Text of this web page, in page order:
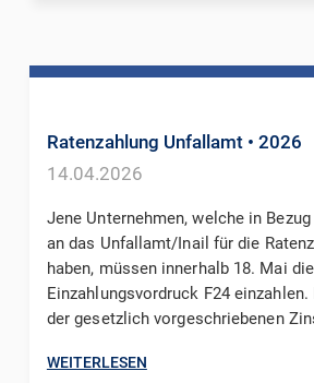
Ratenzahlung Unfallamt • 2026
14.04.2026
Jene Unternehmen, welche in
an das Unfallamt/Inail für die
haben, müssen innerhalb 18. Mai
Einzahlungsvordruck F24
der gesetzlich vorgeschriebenen
WEITERLESEN